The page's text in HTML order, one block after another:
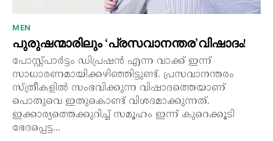
MEN
പുരുഷന്മാരിലും ‘പ്രസവാനന്തര’വിഷാദം!
പോസ്റ്റ്പാർട്ടം ഡിപ്രഷൻ എന്ന വാക്ക് ഇന്ന്
സാധാരണമായിക്കഴിഞ്ഞിട്ടുണ്ട്. പ്രസവാനന്തരം
സ്ത്രീകളിൽ സംഭവിക്കുന്ന വിഷാദത്തെയാണ്
പൊതുവെ ഇതുകൊണ്ട് വിശദമാക്കുന്നത്.
ഇക്കാര്യത്തെക്കുറിച്ച് സമൂഹം ഇന്ന് കുറെക്കൂടി
ഭേദപ്പെട്ട...